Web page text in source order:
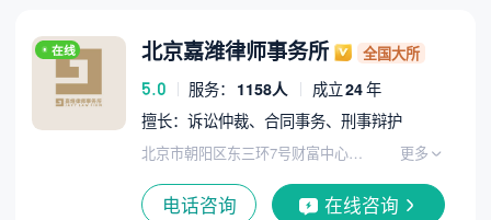
在线 北京嘉潍律师事务所 全国大所
5.0 服务： 1158人 成立24年
擅长：诉讼仲裁、合同事务、刑事辩护
北京市朝阳区东三环7号财富中心A座12层 更多
电话咨询 在线咨询